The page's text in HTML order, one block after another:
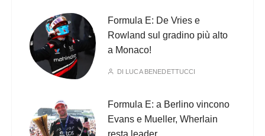
Formula E: De Vries e
Rowland sul gradino più alto
a Monaco!
DI LUCA BENEDETTUCCI
Formula E: a Berlino vincono
Evans e Mueller, Wherlain
resta leader